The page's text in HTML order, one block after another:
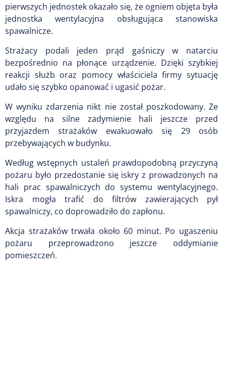
pierwszych jednostek okazało się, że ogniem objęta była
jednostka wentylacyjna obsługująca stanowiska
spawalnicze.
Strażacy podali jeden prąd gaśniczy w natarciu
bezpośrednio na płonące urządzenie. Dzięki szybkiej
reakcji służb oraz pomocy właściciela firmy sytuację
udało się szybko opanować i ugasić pożar.
W wyniku zdarzenia nikt nie został poszkodowany. Ze
względu na silne zadymienie hali jeszcze przed
przyjazdem strażaków ewakuowało się 29 osób
przebywających w budynku.
Według wstępnych ustaleń prawdopodobną przyczyną
pożaru było przedostanie się iskry z prowadzonych na
hali prac spawalniczych do systemu wentylacyjnego.
Iskra mogła trafić do filtrów zawierających pył
spawalniczy, co doprowadziło do zapłonu.
Akcja strażaków trwała około 60 minut. Po ugaszeniu
pożaru przeprowadzono jeszcze oddymianie
pomieszczeń.